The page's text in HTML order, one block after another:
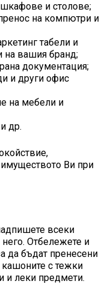
и столове;
на компютри и
табели и
на вашия бранд;
документация;
и други офис
на мебели и
др.
Ви при
всеки
Отбележете и
да бъдат пренесени
с тежки
и леки предмети.